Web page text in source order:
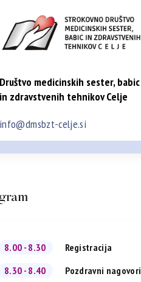
Društvo medicinskih sester, babic
in zdravstvenih tehnikov Celje
info@dmsbzt-celje.si
8.00 - 8.30
Registracija
8.30 - 8.40
Pozdravni nagovori